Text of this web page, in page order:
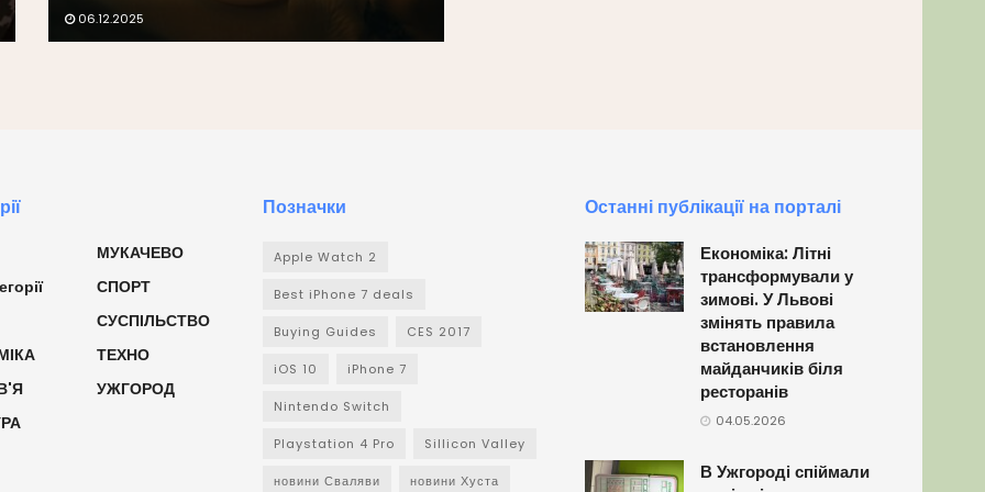
06.12.2025
МУКАЧЕВО
СПОРТ
СУСПІЛЬСТВО
ТЕХНО
УЖГОРОД
Позначки
Apple Watch 2
Best iPhone 7 deals
Buying Guides CES 2017
iOS 10 iPhone 7
Nintendo Switch
Playstation 4 Pro Sillicon Valley
новини Сваляви новини Хуста
Останні публікації на порталі
Економіка: Літні
трансформували у
зимові. У Львові
змінять правила
встановлення
майданчиків біля
ресторанів
04.05.2026
В Ужгороді спіймали